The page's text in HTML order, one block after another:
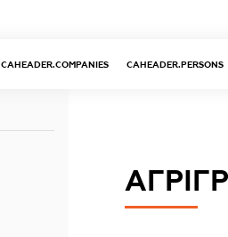
CAHEADER.COMPANIES CAHEADER.PERSONS